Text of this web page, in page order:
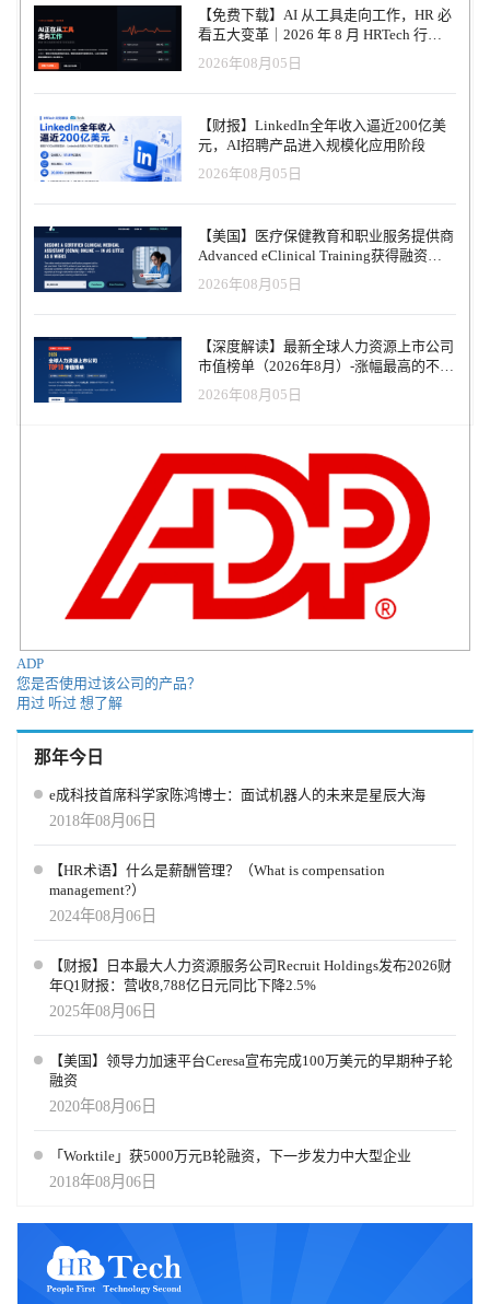
【免费下载】AI 从工具走向工作，HR 必
看五大变革｜2026 年 8 月 HRTech 行业
观察报告
2026年08月05日
【财报】LinkedIn全年收入逼近200亿美
元，AI招聘产品进入规模化应用阶段
2026年08月05日
【美国】医疗保健教育和职业服务提供商
Advanced eClinical Training获得融资，
以加速医疗卫生人才队伍建设
2026年08月05日
【深度解读】最新全球人力资源上市公司
市值榜单（2026年8月）-涨幅最高的不是
AI软件，而是传统人力服务商
2026年08月05日
ADP
您是否使用过该公司的产品？
用过 听过 想了解
那年今日
e成科技首席科学家陈鸿博士：面试机器人的未来是星辰大海
2018年08月06日
【HR术语】什么是薪酬管理？（What is compensation
management?）
2024年08月06日
【财报】日本最大人力资源服务公司Recruit Holdings发布2026财
年Q1财报：营收8,788亿日元同比下降2.5%
2025年08月06日
【美国】领导力加速平台Ceresa宣布完成100万美元的早期种子轮
融资
2020年08月06日
「Worktile」获5000万元B轮融资，下一步发力中大型企业
2018年08月06日